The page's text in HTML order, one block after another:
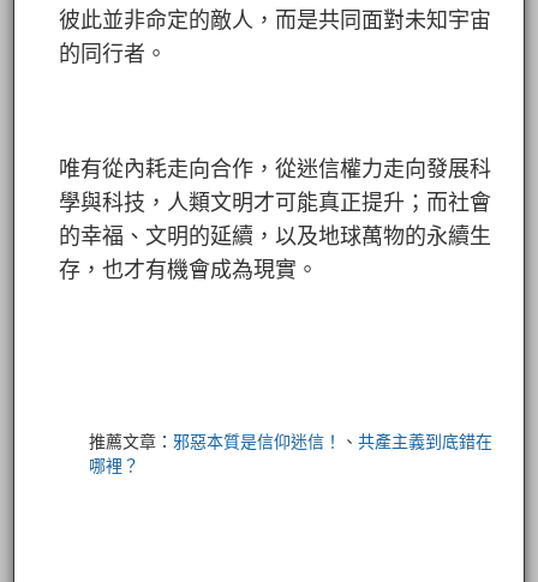
彼此並非命定的敵人，而是共同面對未知宇宙
的同行者。
唯有從內耗走向合作，從迷信權力走向發展科
學與科技，人類文明才可能真正提升；而社會
的幸福、文明的延續，以及地球萬物的永續生
存，也才有機會成為現實。
推薦文章：邪惡本質是信仰迷信！ 、共產主義到底錯在
哪裡？